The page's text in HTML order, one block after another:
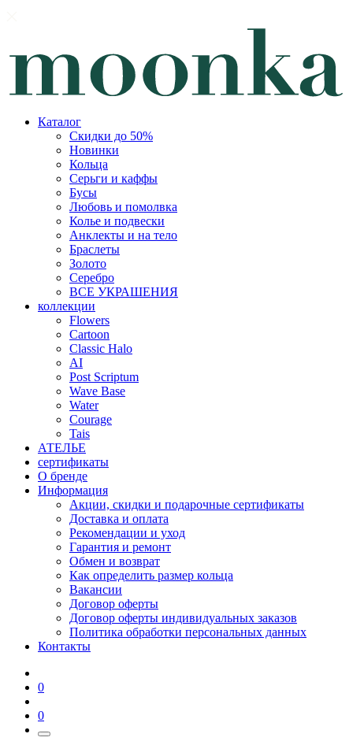
Каталог
Скидки до 50%
Новинки
Кольца
Серьги и каффы
Бусы
Любовь и помолвка
Колье и подвески
Анклекты и на тело
Браслеты
Золото
Серебро
ВСЕ УКРАШЕНИЯ
коллекции
Flowers
Cartoon
Classic Halo
AI
Post Scriptum
Wave Base
Water
Courage
Tais
АТЕЛЬЕ
сертификаты
О бренде
Информация
Акции, скидки и подарочные сертификаты
Доставка и оплата
Рекомендации и уход
Гарантия и ремонт
Обмен и возврат
Как определить размер кольца
Вакансии
Договор оферты
Договор оферты индивидуальных заказов
Политика обработки персональных данных
Контакты
0
0